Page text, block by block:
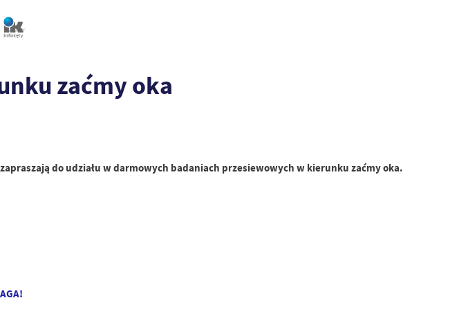
zaćmy oka
do udziału w darmowych badaniach przesiewowych w kierunku zaćmy oka.